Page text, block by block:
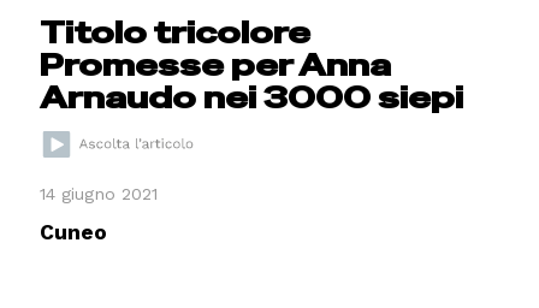
Titolo tricolore
Promesse per Anna
Arnaudo nei 3000 siepi
14 giugno 2021
Cuneo